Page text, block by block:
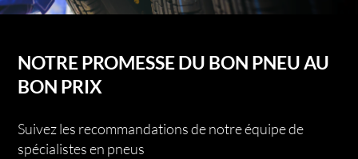
NOTRE PROMESSE DU BON PNEU AU
BON PRIX
Suivez les recommandations de notre équipe de
spécialistes en pneus